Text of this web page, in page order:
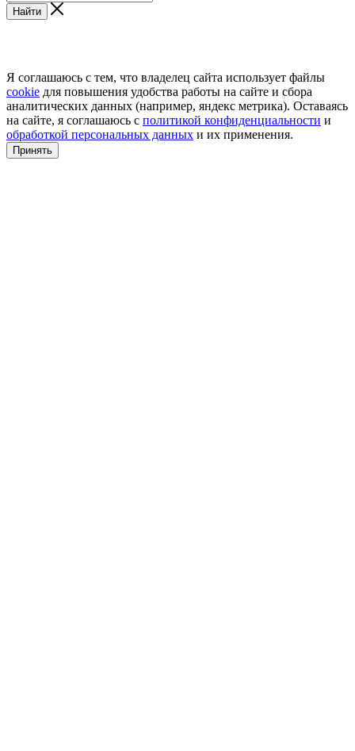
Найти
Я соглашаюсь с тем, что владелец сайта использует файлы
cookie для повышения удобства работы на сайте и сбора
аналитических данных (например, яндекс метрика). Оставаясь
на сайте, я соглашаюсь с политикой конфиденциальности и
обработкой персональных данных и их применения.
Принять